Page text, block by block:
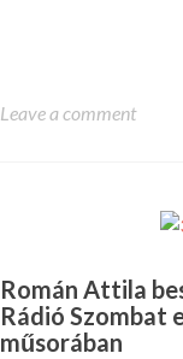
Leave a comment
Román Attila
Rádió Szombat
műsorában